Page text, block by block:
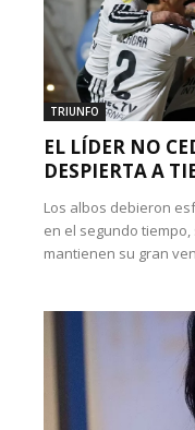
TRIUNFO
EL LÍDER NO
DESPIERTA A
Los albos debieron
en el segundo
mantienen su gran